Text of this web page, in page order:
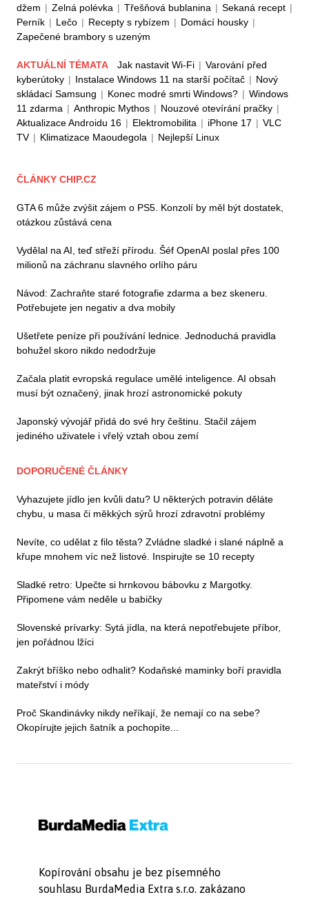
džem | Zelná polévka | Třešňová bublanina | Sekaná recept |
Perník | Lečo | Recepty s rybízem | Domácí housky |
Zapečené brambory s uzeným
AKTUÁLNÍ TÉMATA Jak nastavit Wi-Fi | Varování před
kyberútoky | Instalace Windows 11 na starší počítač | Nový
skládací Samsung | Konec modré smrti Windows? | Windows
11 zdarma | Anthropic Mythos | Nouzové otevírání pračky |
Aktualizace Androidu 16 | Elektromobilita | iPhone 17 | VLC
TV | Klimatizace Maoudegola | Nejlepší Linux
ČLÁNKY CHIP.CZ
GTA 6 může zvýšit zájem o PS5. Konzolí by měl být dostatek,
otázkou zůstává cena
Vydělal na AI, teď střeží přírodu. Šéf OpenAI poslal přes 100
milionů na záchranu slavného orlího páru
Návod: Zachraňte staré fotografie zdarma a bez skeneru.
Potřebujete jen negativ a dva mobily
Ušetřete peníze při používání lednice. Jednoduchá pravidla
bohužel skoro nikdo nedodržuje
Začala platit evropská regulace umělé inteligence. AI obsah
musí být označený, jinak hrozí astronomické pokuty
Japonský vývojář přidá do své hry češtinu. Stačil zájem
jediného uživatele i vřelý vztah obou zemí
DOPORUČENÉ ČLÁNKY
Vyhazujete jídlo jen kvůli datu? U některých potravin děláte
chybu, u masa či měkkých sýrů hrozí zdravotní problémy
Nevíte, co udělat z filo těsta? Zvládne sladké i slané náplně a
křupe mnohem víc než listové. Inspirujte se 10 recepty
Sladké retro: Upečte si hrnkovou bábovku z Margotky.
Připomene vám neděle u babičky
Slovenské prívarky: Sytá jídla, na která nepotřebujete příbor,
jen pořádnou lžíci
Zakrýt bříško nebo odhalit? Kodaňské maminky boří pravidla
mateřství i módy
Proč Skandinávky nikdy neříkají, že nemají co na sebe?
Okopírujte jejich šatník a pochopíte...
Kopírování obsahu je bez písemného
souhlasu BurdaMedia Extra s.r.o. zakázano